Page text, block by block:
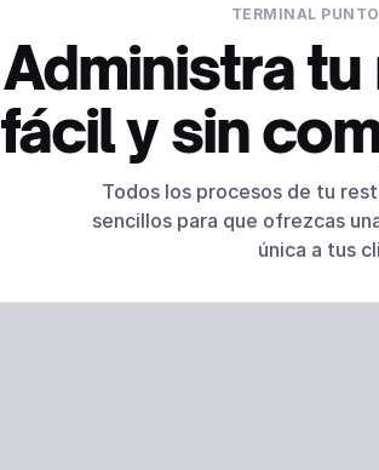
TERMINAL
Administra
fácil y sin
Todos los procesos de tu
sencillos para que ofrezcas
única a tus